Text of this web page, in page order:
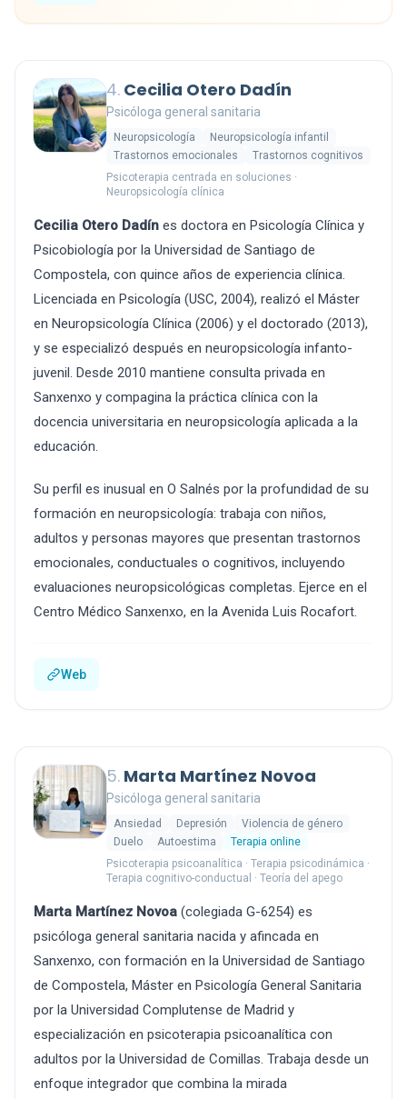
4. Cecilia Otero Dadín
Psicóloga general sanitaria
Neuropsicología
Neuropsicología infantil
Trastornos emocionales
Trastornos cognitivos
Psicoterapia centrada en soluciones ·
Neuropsicología clínica
Cecilia Otero Dadín es doctora en Psicología Clínica y
Psicobiología por la Universidad de Santiago de
Compostela, con quince años de experiencia clínica.
Licenciada en Psicología (USC, 2004), realizó el Máster
en Neuropsicología Clínica (2006) y el doctorado (2013),
y se especializó después en neuropsicología infanto-
juvenil. Desde 2010 mantiene consulta privada en
Sanxenxo y compagina la práctica clínica con la
docencia universitaria en neuropsicología aplicada a la
educación.
Su perfil es inusual en O Salnés por la profundidad de su
formación en neuropsicología: trabaja con niños,
adultos y personas mayores que presentan trastornos
emocionales, conductuales o cognitivos, incluyendo
evaluaciones neuropsicológicas completas. Ejerce en el
Centro Médico Sanxenxo, en la Avenida Luis Rocafort.
Web
5. Marta Martínez Novoa
Psicóloga general sanitaria
Ansiedad Depresión
Violencia de género
Duelo
Autoestima
Terapia online
Psicoterapia psicoanalítica · Terapia psicodinámica ·
Terapia cognitivo-conductual · Teoría del apego
Marta Martínez Novoa (colegiada G-6254) es
psicóloga general sanitaria nacida y afincada en
Sanxenxo, con formación en la Universidad de Santiago
de Compostela, Máster en Psicología General Sanitaria
por la Universidad Complutense de Madrid y
especialización en psicoterapia psicoanalítica con
adultos por la Universidad de Comillas. Trabaja desde un
enfoque integrador que combina la mirada